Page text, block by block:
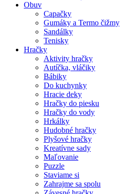
Obuv
Capačky
Gumáky a Termo čižmy
Sandálky
Tenisky
Hračky
Aktivity hračky
Autíčka, vláčiky
Bábiky
Do kuchynky
Hracie deky
Hračky do piesku
Hračky do vody
Hrkálky
Hudobné hračky
Plyšové hračky
Kreatívne sady
Maľovanie
Puzzle
Staviame si
Zahrajme sa spolu